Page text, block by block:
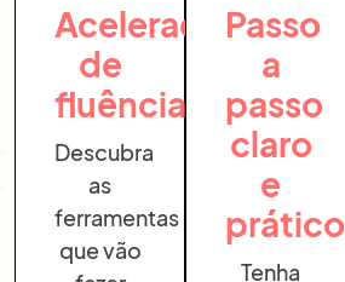
Aceleradores
de
fluência
Descubra
as
ferramentas
que vão
Passo
a
passo
claro
e
prático
Tenha